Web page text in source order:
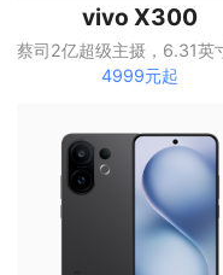
vivo X300
4999元起